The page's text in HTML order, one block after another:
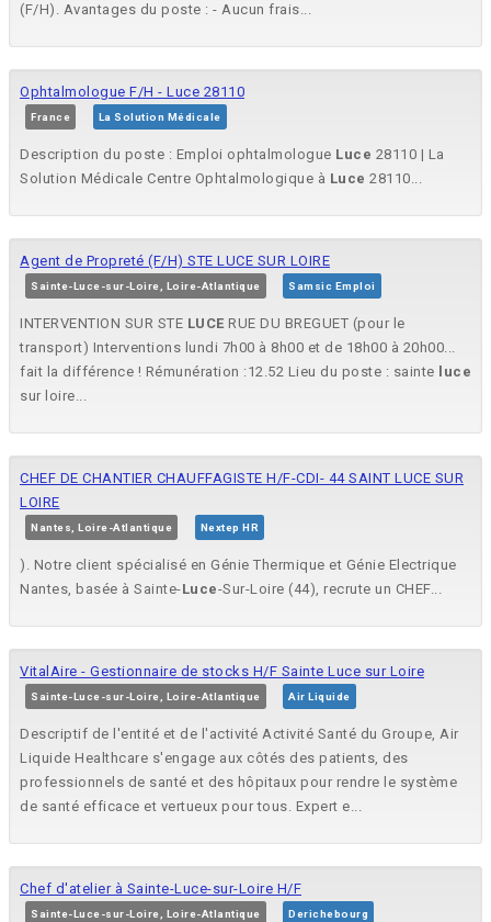
(F/H). Avantages du poste : - Aucun frais...
Ophtalmologue F/H - Luce 28110
France La Solution Médicale
Description du poste : Emploi ophtalmologue Luce 28110 | La
Solution Médicale Centre Ophtalmologique à Luce 28110...
Agent de Propreté (F/H) STE LUCE SUR LOIRE
Sainte-Luce-sur-Loire, Loire-Atlantique Samsic Emploi
INTERVENTION SUR STE LUCE RUE DU BREGUET (pour le
transport) Interventions lundi 7h00 à 8h00 et de 18h00 à 20h00...
fait la différence ! Rémunération :12.52 Lieu du poste : sainte
luce
sur loire...
CHEF DE CHANTIER CHAUFFAGISTE H/F-CDI- 44 SAINT LUCE SUR
LOIRE
Nantes, Loire-Atlantique Nextep HR
). Notre client spécialisé en Génie Thermique et Génie Electrique
Nantes, basée à Sainte-Luce-Sur-Loire (44), recrute un CHEF...
VitalAire - Gestionnaire de stocks H/F Sainte Luce sur Loire
Sainte-Luce-sur-Loire, Loire-Atlantique Air Liquide
Descriptif de l'entité et de l'activité Activité Santé du Groupe, Air
Liquide Healthcare s'engage aux côtés des patients, des
professionnels de santé et des hôpitaux pour rendre le système
de santé efficace et vertueux pour tous. Expert e...
Chef d'atelier à Sainte-Luce-sur-Loire H/F
Sainte-Luce-sur-Loire, Loire-Atlantique Derichebourg